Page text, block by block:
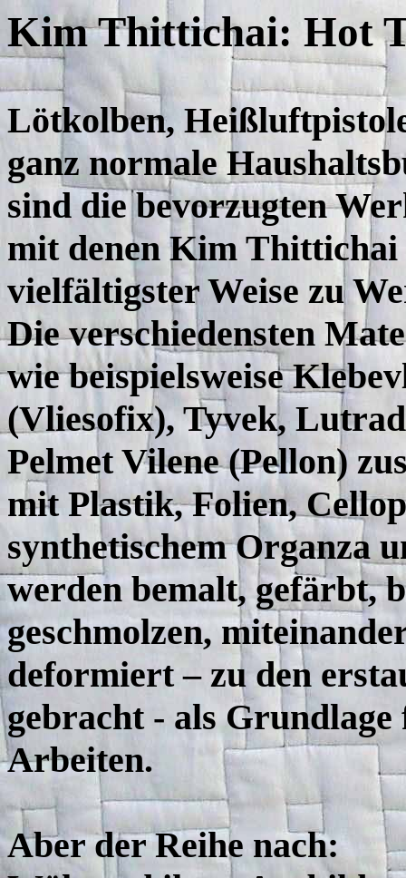
Kim Thittichai: Hot
Lötkolben,
ganz normale
sind die bevorzugten
mit denen Kim
vielfältigster Weise zu
Die verschiedensten
wie beispielsweise
(Vliesofix), Tyvek,
Pelmet Vilene (Pellon)
mit Plastik, Folien,
synthetischem Organza
werden bemalt, gefärbt,
geschmolzen,
deformiert – zu den
gebracht - als
Arbeiten.
Aber der Reihe nach: